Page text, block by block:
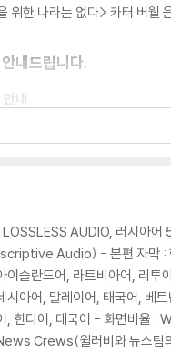
위한 나라는 없다> 카터 버웰
내드립니다.
내
송이 필요하므로 4K전용 플레
주름, 모서리 눌림 및 갈라짐
경미한 인쇄 오류가 발생할 수
어 판매되기도 합니다. 보호
재포장한 경우, 카톤박스 손
한 교환/반품 신청시 불량 확
AUDIO, 러시아어
Audio) - 본편 자막 :
슬란드어, 라트비아어, 리
시아어, 말레이어, 태국어, 베
, 힌디어, 태국어 - 화면비
Crews(윌러비와 뉴스